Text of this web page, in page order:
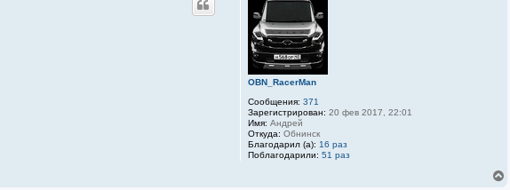
OBN_RacerMan
Сообщения: 371
Зарегистрирован: 20 фев 2017, 22:01
Имя: Андрей
Откуда: Обнинск
Благодарил (а): 16 раз
Поблагодарили: 51 раз